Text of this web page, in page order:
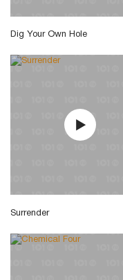
Dig Your Own Hole
Surrender